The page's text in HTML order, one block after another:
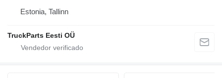
Estonia, Tallinn
TruckParts Eesti OÜ